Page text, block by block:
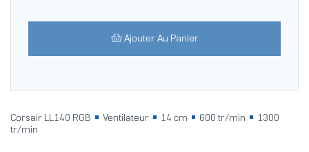
Ajouter Au Panier
Corsair LL140 RGB Ventilateur 14 cm 600 tr/min
1300
tr/min